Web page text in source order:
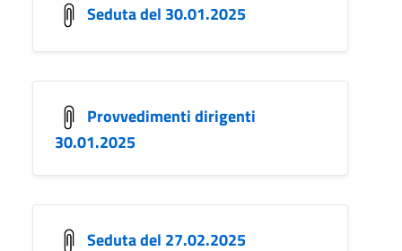
Seduta del 30.01.2025
Provvedimenti dirigenti
30.01.2025
Seduta del 27.02.2025